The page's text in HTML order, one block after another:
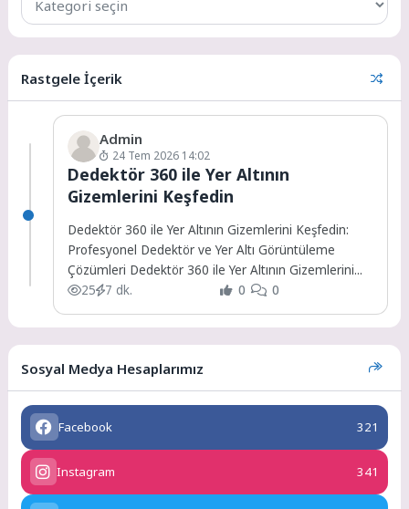
Rastgele İçerik
Admin
24 Tem 2026 14:02
Dedektör 360 ile Yer Altının
Gizemlerini Keşfedin
Dedektör 360 ile Yer Altının Gizemlerini Keşfedin:
Profesyonel Dedektör ve Yer Altı Görüntüleme
Çözümleri Dedektör 360 ile Yer Altının Gizemlerini...
25
7 dk. 0 0
Sosyal Medya Hesaplarımız
Facebook 321
Instagram 341